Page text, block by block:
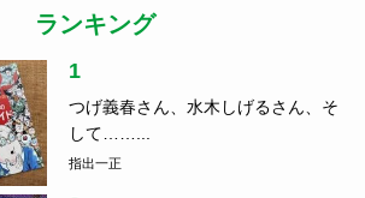
ランキング
1
つげ義春さん、水木しげるさん、そ
して……...
指出一正